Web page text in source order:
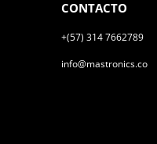
CONTACTO
+(57) 314 7662789
info@mastronics.co